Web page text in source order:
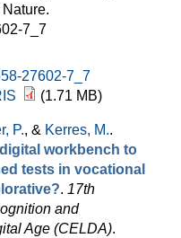
7_7
27602-7_7
(1.71 MB)
P., & Kerres, M..
workbench to
tests in vocational
. 17th
and
Age (CELDA).